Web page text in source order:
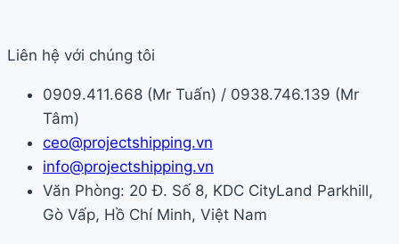
Liên hệ với chúng tôi
0909.411.668 (Mr Tuấn) / 0938.746.139 (Mr
Tâm)
ceo@projectshipping.vn
info@projectshipping.vn
Văn Phòng: 20 Đ. Số 8, KDC CityLand Parkhill,
Gò Vấp, Hồ Chí Minh, Việt Nam